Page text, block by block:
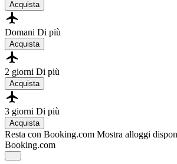
Acquista
Domani Di più
Acquista
2 giorni Di più
Acquista
3 giorni Di più
Acquista
Resta con Booking.com Mostra alloggi
Booking.com